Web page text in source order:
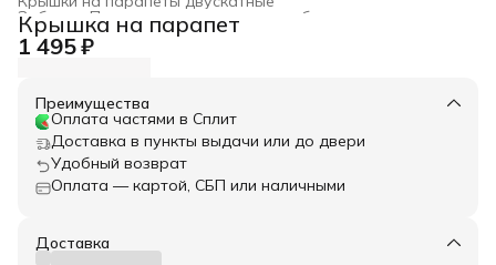
Парапетные крышки для забора
Забор
Весь архитектурный декор
Главная ›
Крышка на парапет
1 495 ₽
Преимущества
Оплата частями в Сплит
Доставка в пункты выдачи или до двери
Удобный возврат
Оплата — картой, СБП или наличными
Доставка